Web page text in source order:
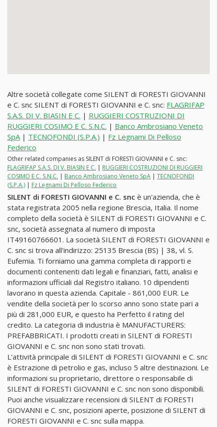
Altre società collegate come SILENT di FORESTI GIOVANNI
e C. snc SILENT di FORESTI GIOVANNI e C. snc: FLAGRIFAP
S.A.S. DI V. BIASIN E C. | RUGGIERI COSTRUZIONI DI
RUGGIERI COSIMO E C. S.N.C. | Banco Ambrosiano Veneto
SpA| TECNOFONDI (S.P.A.) | Fz Legnami Di Pelloso
Federico
Other related companies as SILENT di FORESTI GIOVANNI e C. snc:
FLAGRIFAP S.A.S. DI V. BIASIN E C. | RUGGIERI COSTRUZIONI DI RUGGIERI
COSIMO E C. S.N.C. | Banco Ambrosiano Veneto SpA | TECNOFONDI
(S.P.A.) | Fz Legnami Di Pelloso Federico
SILENT di FORESTI GIOVANNI e C. snc è un'azienda, che è
stata registrata 2005 nella regione Brescia, Italia. Il nome
completo della società è SILENT di FORESTI GIOVANNI e C.
snc, società assegnata al numero di imposta
IT49160766601. La società SILENT di FORESTI GIOVANNI e
C. snc si trova all'indirizzo: 25135 Brescia (BS) | 38, vl. S.
Eufemia. Ti forniamo una gamma completa di rapporti e
documenti contenenti dati legali e finanziari, fatti, analisi e
informazioni ufficiali dal Registro italiano. 10 dipendenti
lavorano in questa azienda. Capitale - 861,000 EUR. Le
vendite della società per lo scorso anno sono state pari a
più di 281,000 EUR, e questo ha Perfetto il rating del
credito. La categoria di industria è MANUFACTURERS:
PREFABBRICATI. I prodotti creati in SILENT di FORESTI
GIOVANNI e C. snc non sono stati trovati.
L'attività principale di SILENT di FORESTI GIOVANNI e C. snc
è Estrazione di petrolio e gas, incluso 5 altre destinazioni. Le
informazioni su proprietario, direttore o responsabile di
SILENT di FORESTI GIOVANNI e C. snc non sono disponibili.
Puoi anche visualizzare recensioni di SILENT di FORESTI
GIOVANNI e C. snc, posizioni aperte, posizione di SILENT di
FORESTI GIOVANNI e C. snc sulla mappa.